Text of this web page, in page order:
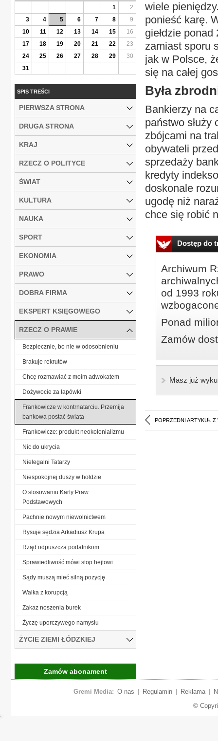
wiele
ponieść karę.
giełdzie
zamiast sporu
jak w Polsce,
się na całej
Była
Bankierzy na
państwo służy
zbójcami na
obywateli
sprzedaży
kredyty
doskonale
ugodę niż
chce się robić
Dostęp do
Archiwum
od 1993
Ponad
Zamów
Masz już
POPRZEDNI ARTYKUŁ Z
1
2
3
4 5 6 7 8
9
10
11 12 13 14 15
16
17
18 19 20 21 22
23
24
25 26 27 28 29
30
31
SPIS TREŚCI
PIERWSZA STRONA
DRUGA STRONA
KRAJ
RZECZ O POLITYCE
ŚWIAT
KULTURA
NAUKA
SPORT
EKONOMIA
PRAWO
DOBRA FIRMA
EKSPERT KSIĘGOWEGO
RZECZ O PRAWIE
Bezpiecznie, bo nie w odosobnieniu
Brakuje rekrutów
Chcę rozmawiać z moim adwokatem
Dożywocie za łapówki
Frankowicze w kontrnatarciu. Przemija
bankowa postać świata
Frankowicze: produkt neokolonializmu
Nic do ukrycia
Nielegalni Tatarzy
Niespokojnej duszy w hołdzie
O stosowaniu Karty Praw
Podstawowych
Pachnie nowym niewolnictwem
Rysuje sędzia Arkadiusz Krupa
Rząd odpuszcza podatnikom
Sprawiedliwość mówi stop hejtowi
Sądy muszą mieć silną pozycję
Walka z korupcją
Zakaz noszenia burek
Życzę uporczywego namysłu
ŻYCIE ZIEMI ŁÓDZKIEJ
Zamów abonament
Gremi Media: O nas Regulamin Reklama
©